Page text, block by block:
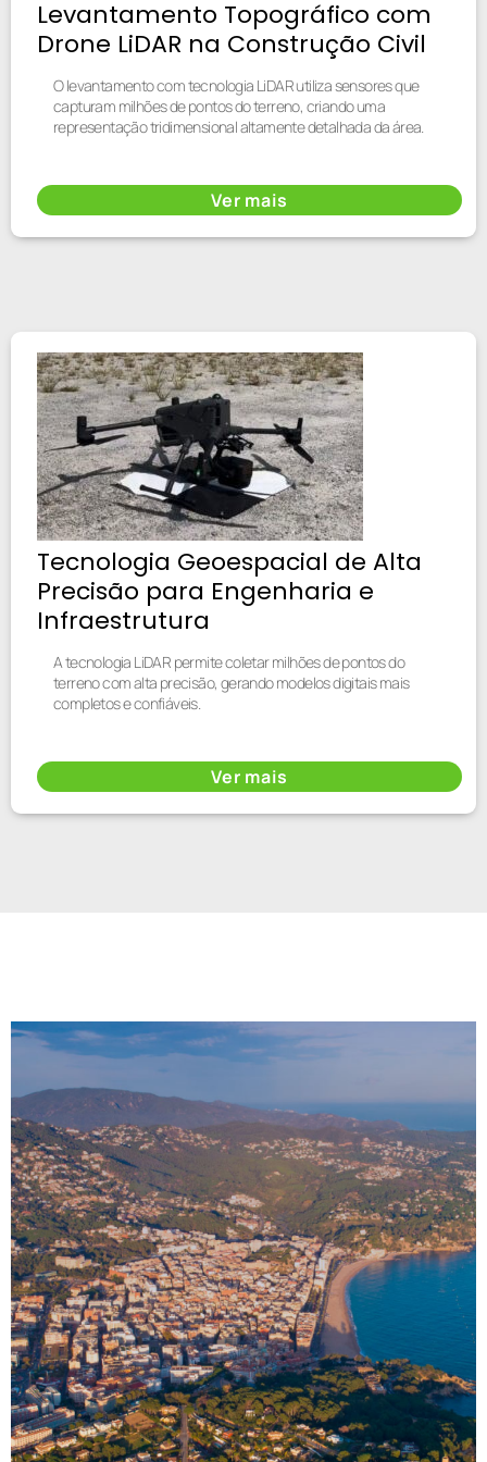
Levantamento Topográfico com
Drone LiDAR na Construção Civil
O levantamento com tecnologia LiDAR utiliza sensores que
capturam milhões de pontos do terreno, criando uma
representação tridimensional altamente detalhada da área.
Ver mais
Tecnologia Geoespacial de Alta
Precisão para Engenharia e
Infraestrutura
A tecnologia LiDAR permite coletar milhões de pontos do
terreno com alta precisão, gerando modelos digitais mais
completos e confiáveis.
Ver mais